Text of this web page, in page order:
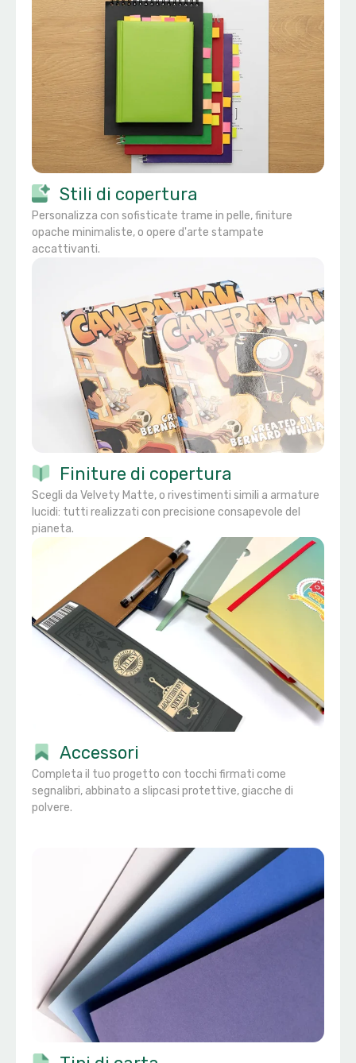
Stili di copertura
Personalizza con sofisticate trame in pelle, finiture
opache minimaliste, o opere d'arte stampate
accattivanti.
Finiture di copertura
Scegli da Velvety Matte, o rivestimenti simili a armature
lucidi: tutti realizzati con precisione consapevole del
pianeta.
Accessori
Completa il tuo progetto con tocchi firmati come
segnalibri, abbinato a slipcasi protettive, giacche di
polvere.